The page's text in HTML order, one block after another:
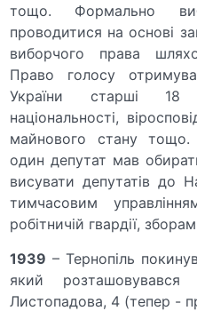
тощо. Формально
проводитися на основі
виборчого права
Право голосу
України старші 18
національності,
майнового стану
один депутат мав
висувати депутатів до
тимчасовим
робітничій гвардії,
1939 – Тернопіль
який
Листопадова, 4 (тепер -